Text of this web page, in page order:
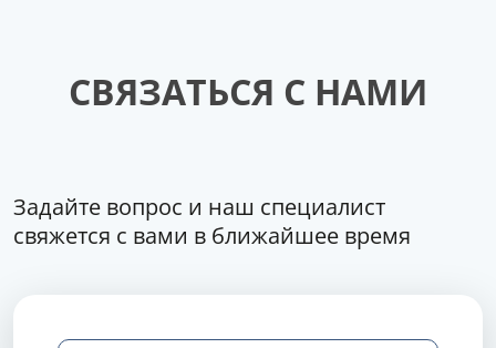
СВЯЗАТЬСЯ С НАМИ
Задайте вопрос и наш специалист
свяжется с вами в ближайшее время